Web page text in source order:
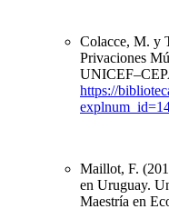
Colacce, M. y
Privaciones
https://
Maillot, F.
en Uruguay.
Maestría en